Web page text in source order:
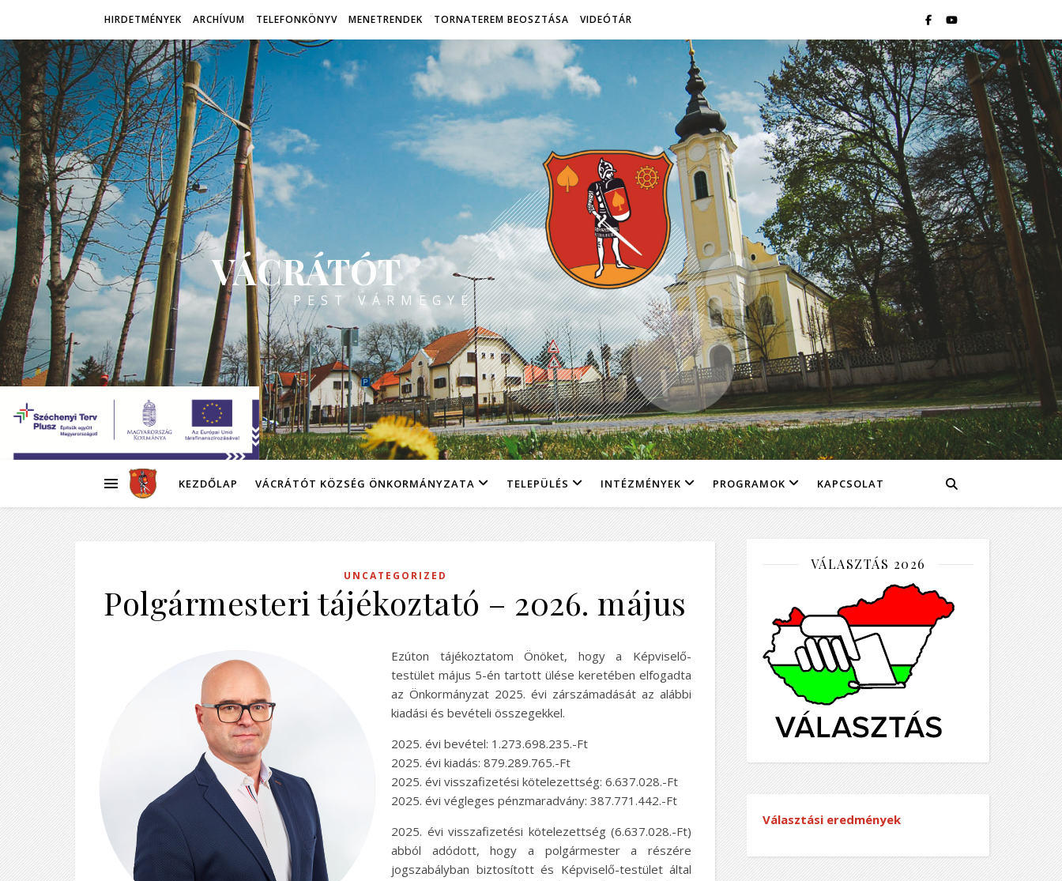
HIRDETMÉNYEK ARCHÍVUM TELEFONKÖNYV MENETRENDEK TORNATEREM BEOSZTÁSA VIDEÓTÁR
VÁCRÁTÓT
PEST VÁRMEGYE
KEZDŐLAP VÁCRÁTÓT KÖZSÉG ÖNKORMÁNYZATA TELEPÜLÉS INTÉZMÉNYEK PROGRAMOK KAPCSOLAT
UNCATEGORIZED
Polgármesteri tájékoztató – 2026. május
Ezúton tájékoztatom Önöket, hogy a Képviselő-
testület május 5-én tartott ülése keretében elfogadta
az Önkormányzat 2025. évi zárszámadását az alábbi
kiadási és bevételi összegekkel.
2025. évi bevétel: 1.273.698.235.-Ft
2025. évi kiadás: 879.289.765.-Ft
2025. évi visszafizetési kötelezettség: 6.637.028.-Ft
2025. évi végleges pénzmaradvány: 387.771.442.-Ft
2025. évi visszafizetési kötelezettség (6.637.028.-Ft)
abból adódott, hogy a polgármester a részére
jogszabályban biztosított és Képviselő-testület által
VÁLASZTÁS 2026
Választási eredmények